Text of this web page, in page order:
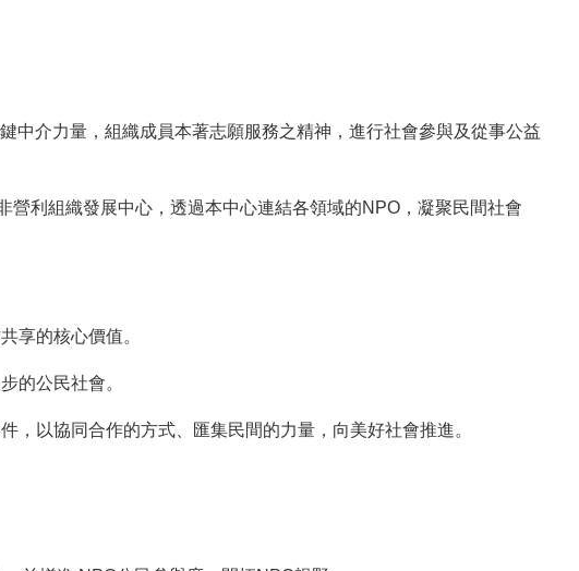
中介力量，組織成員本著志願服務之精神，進行社會參與及從事公益
利組織發展中心，透過本中心連結各領域的NPO，凝聚民間社會
享的核心價值。
的公民社會。
以協同合作的方式、匯集民間的力量，向美好社會推進。